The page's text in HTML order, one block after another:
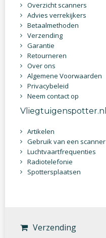
Overzicht scanners
Advies verrekijkers
Betaalmethoden
Verzending
Garantie
Retourneren
Over ons
Algemene Voorwaarden
Privacybeleid
Neem contact op
Vliegtuigenspotter.nl
Artikelen
Gebruik van een scanner
Luchtvaartfrequenties
Radiotelefonie
Spottersplaatsen
Verzending